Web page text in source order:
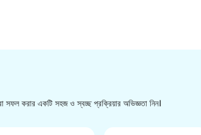
সফল করার একটি সহজ ও স্বচ্ছ প্রক্রিয়ার অভিজ্ঞতা নিন।